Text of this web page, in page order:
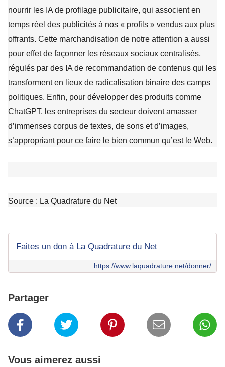
nourrir les IA de profilage publicitaire, qui associent en
temps réel des publicités à nos « profils » vendus aux plus
offrants. Cette marchandisation de notre attention a aussi
pour effet de façonner les réseaux sociaux centralisés,
régulés par des IA de recommandation de contenus qui les
transforment en lieux de radicalisation binaire des camps
politiques. Enfin, pour développer des produits comme
ChatGPT, les entreprises du secteur doivent amasser
d’immenses corpus de textes, de sons et d’images,
s’appropriant pour ce faire le bien commun qu’est le Web.
Source : La Quadrature du Net
Faites un don à La Quadrature du Net
https://www.laquadrature.net/donner/
Partager
Vous aimerez aussi